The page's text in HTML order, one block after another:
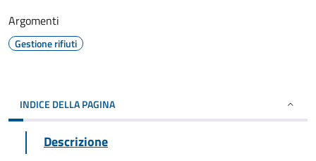
Argomenti
Gestione rifiuti
INDICE DELLA PAGINA
Descrizione